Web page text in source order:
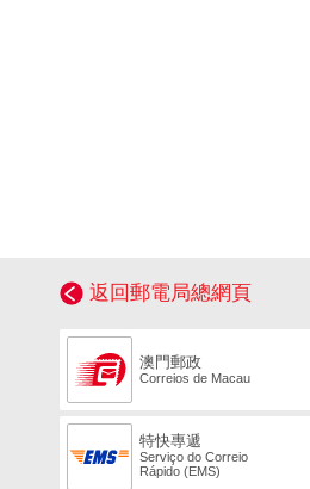
返回郵電局總網頁
澳門郵政
Correios de Macau
特快專遞
Serviço do Correio
Rápido (EMS)